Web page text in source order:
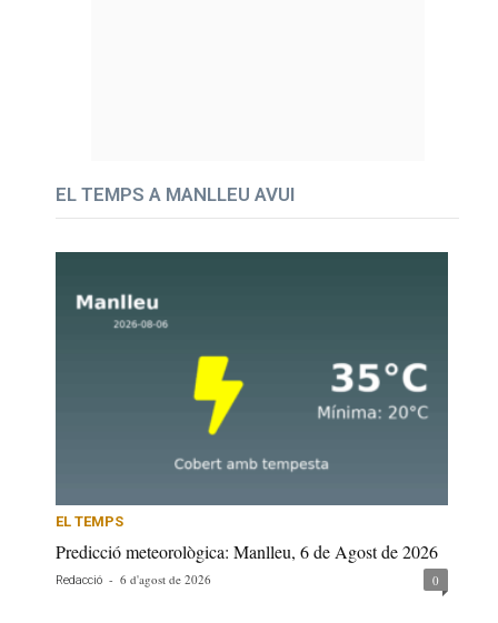
EL TEMPS A MANLLEU AVUI
EL TEMPS
Predicció meteorològica: Manlleu, 6 de Agost de 2026
Redacció - 6 d'agost de 2026 0